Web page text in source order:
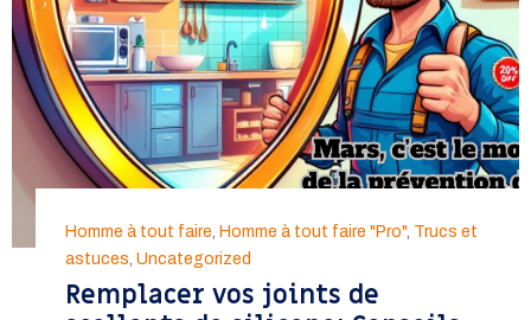
Homme à tout faire, Homme à tout faire "Pro", Trucs et
astuces, Uncategorized
Remplacer vos joints de